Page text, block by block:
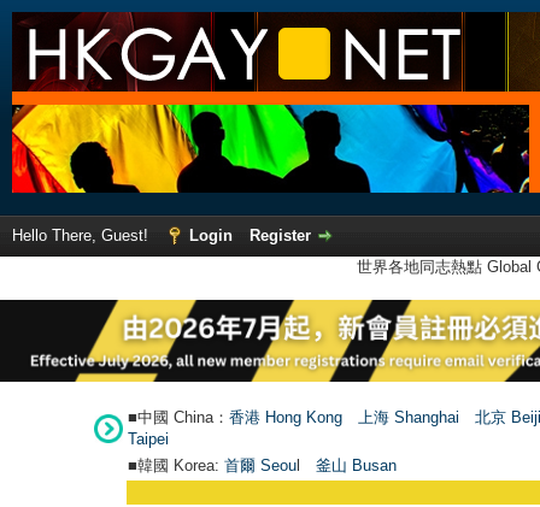
Hello There, Guest! Login
Register
世界各地同志熱點
■中國 China： 香港 Hong Kong 上海 Shanghai
北京
Taipei
■韓國 Korea: 首爾 Seoul 釜山 Busan